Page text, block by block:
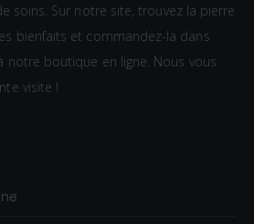
soins. Sur notre site, trouvez la pierre
bienfaits et commandez-la dans
notre boutique en ligne. Nous vous
visite !